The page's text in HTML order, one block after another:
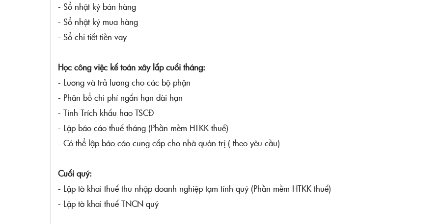
- Sổ nhật ký bán hàng
- Sổ nhật ký mua hàng
- Sổ chi tiết tiền vay
Học công việc kế toán xây lắp cuối tháng:
- Lương và trả lương cho các bộ phận
- Phân bổ chi phí ngắn hạn dài hạn
- Tính Trích khấu hao TSCĐ
- Lập báo cáo thuế tháng (Phần mềm HTKK thuế)
- Có thể lập báo cáo cung cấp cho nhà quản trị ( theo yêu cầu)
Cuối quý:
- Lập tờ khai thuế thu nhập doanh nghiệp tạm tính quý (Phần mềm HTKK thuế)
- Lập tờ khai thuế TNCN quý